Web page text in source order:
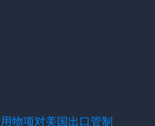
物项对美国出口管制